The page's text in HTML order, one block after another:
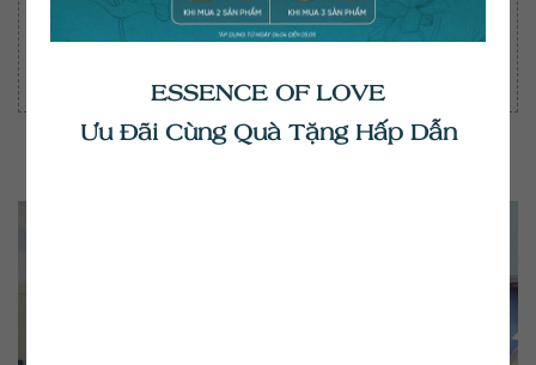
ESSENCE OF LOVE
Ưu Đãi Cùng Quà Tặng Hấp Dẫn